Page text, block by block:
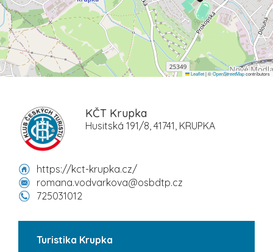
Leaflet|©OpenStreetMapcontributors
KČT Krupka
Husitská 191/8, 41741, KRUPKA
https://kct-krupka.cz/
romana.vodvarkova@osbdtp.cz
725031012
Turistika Krupka